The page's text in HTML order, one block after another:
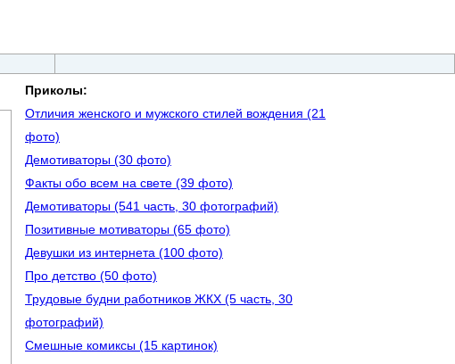
Приколы:
Отличия женского и мужского стилей вождения (21
фото)
Демотиваторы (30 фото)
Факты обо всем на свете (39 фото)
Демотиваторы (541 часть, 30 фотографий)
Позитивные мотиваторы (65 фото)
Девушки из интернета (100 фото)
Про детство (50 фото)
Трудовые будни работников ЖКХ (5 часть, 30
фотографий)
Смешные комиксы (15 картинок)